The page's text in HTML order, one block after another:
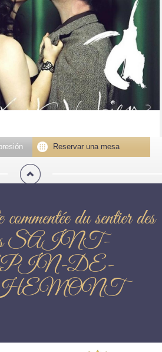
Reservar una mesa
du sentier des
SAINT-
DE-